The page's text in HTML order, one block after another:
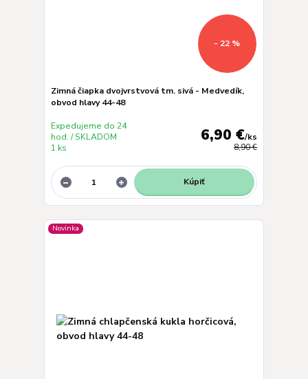
- 22 %
Zimná čiapka dvojvrstvová tm. sivá - Medvedík,
obvod hlavy 44-48
8,90 €
6,90 €/ks
Expedujeme do 24
hod. / SKLADOM
1 ks
Kúpiť
Novinka